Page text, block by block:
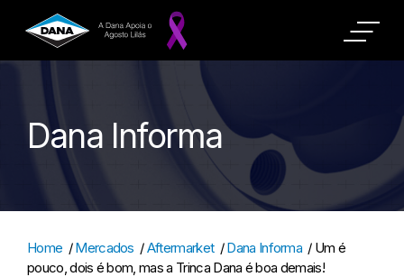
Dana Informa
Home /Mercados /Aftermarket /Dana Informa / Um é
pouco, dois é bom, mas a Trinca Dana é boa demais!